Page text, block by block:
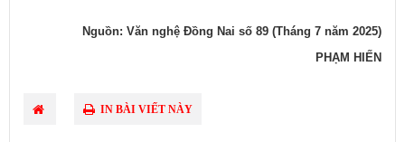
Nguồn: Văn nghệ Đồng Nai số 89 (Tháng 7 năm 2025)
PHẠM HIẾN
IN BÀI VIẾT NÀY